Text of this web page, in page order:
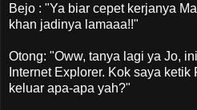
Bejo : "Ya biar cepet kerjanya
khan jadinya lamaaa!!"
Otong: "Oww, tanya lagi ya Jo,
Internet Explorer. Kok saya
keluar apa-apa yah?"